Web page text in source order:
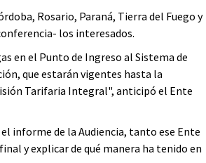
Rosario, Paraná, Tierra del Fuego y
los interesados.
en el Punto de Ingreso al Sistema de
que estarán vigentes hasta la
Tarifaria Integral", anticipó el Ente
informe de la Audiencia, tanto ese Ente
y explicar de qué manera ha tenido en